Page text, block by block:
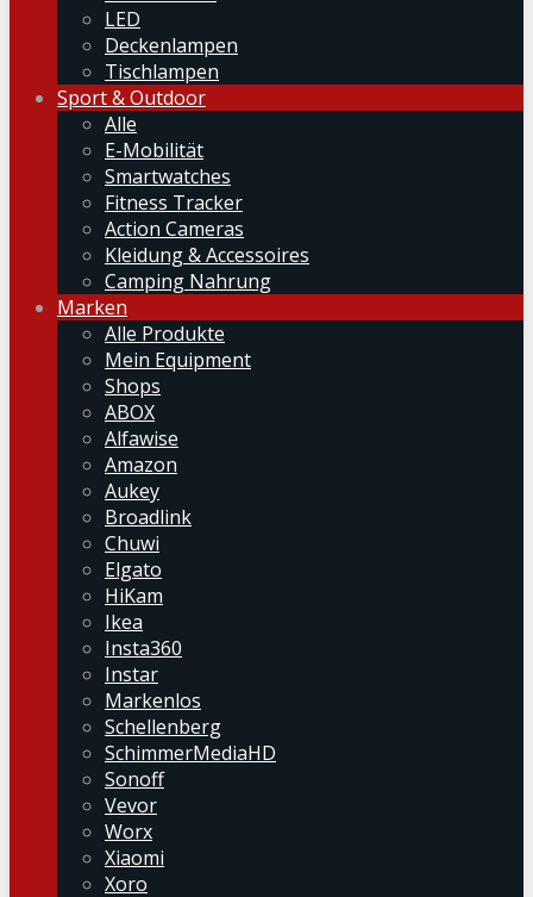
LED
Deckenlampen
Tischlampen
Sport & Outdoor
Alle
E-Mobilität
Smartwatches
Fitness Tracker
Action Cameras
Kleidung & Accessoires
Camping Nahrung
Marken
Alle Produkte
Mein Equipment
Shops
ABOX
Alfawise
Amazon
Aukey
Broadlink
Chuwi
Elgato
HiKam
Ikea
Insta360
Instar
Markenlos
Schellenberg
SchimmerMediaHD
Sonoff
Vevor
Worx
Xiaomi
Xoro